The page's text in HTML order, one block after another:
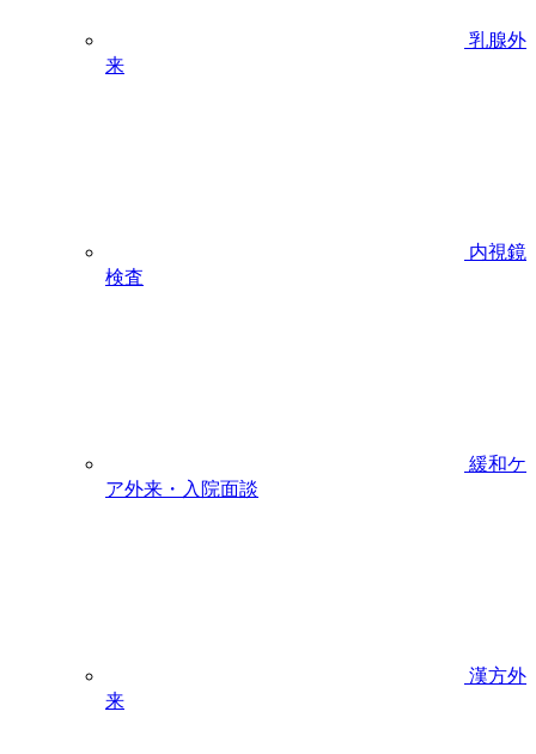
乳腺外
来
内視鏡
検査
緩和ケ
ア外来・入院面談
漢方外
来